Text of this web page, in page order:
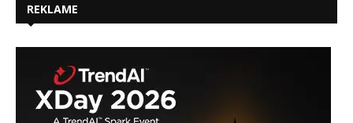
REKLAME